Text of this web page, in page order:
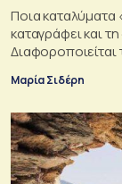
Ποια καταλύματα
καταγράφει και
Μαρία Σιδέρη